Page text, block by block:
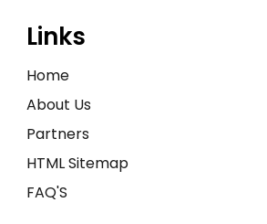
Links
Home
About Us
Partners
HTML Sitemap
FAQ'S